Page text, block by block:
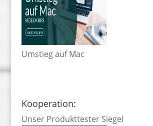
Umstieg auf Mac
Kooperation:
Unser Produkttester Siegel